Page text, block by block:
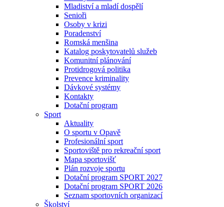
Mladiství a mladí dospělí
Senioři
Osoby v krizi
Poradenství
Romská menšina
Katalog poskytovatelů služeb
Komunitní plánování
Protidrogová politika
Prevence kriminality
Dávkové systémy
Kontakty
Dotační program
Sport
Aktuality
O sportu v Opavě
Profesionální sport
Sportoviště pro rekreační sport
Mapa sportovišť
Plán rozvoje sportu
Dotační program SPORT 2027
Dotační program SPORT 2026
Seznam sportovních organizací
Školství